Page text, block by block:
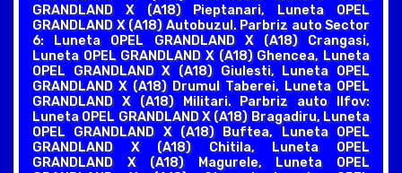
GRANDLAND X (A18) Pieptanari, Luneta OPEL
GRANDLAND X (A18) Autobuzul. Parbriz auto Sector
6: Luneta OPEL GRANDLAND X (A18) Crangasi,
Luneta OPEL GRANDLAND X (A18) Ghencea, Luneta
OPEL GRANDLAND X (A18) Giulesti, Luneta OPEL
GRANDLAND X (A18) Drumul Taberei, Luneta OPEL
GRANDLAND X (A18) Militari. Parbriz auto Ilfov:
Luneta OPEL GRANDLAND X (A18) Bragadiru, Luneta
OPEL GRANDLAND X (A18) Buftea, Luneta OPEL
GRANDLAND X (A18) Chitila, Luneta OPEL
GRANDLAND X (A18) Magurele, Luneta OPEL